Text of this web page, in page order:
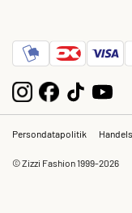
Persondatapolitik
© Zizzi Fashion 1999-2026